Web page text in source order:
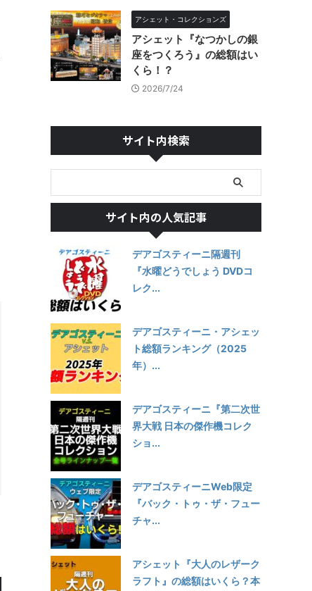
アシェット・コレクションズ
アシェット『なつかしの銀
座をつくろう』の総額はい
くら！？
2026/7/24
サイト内検索
サイト内の人気記事
デアゴスティーニ隔週刊
『水曜どうでしょう DVDコ
レク...
デアゴスティーニ・アシェッ
ト総額ランキング（2025
年）...
デアゴスティーニ『第二次世
界大戦 日本の傑作機コレク
ショ...
デアゴスティーニWeb限定
『バック・トゥ・ザ・フュー
チャ...
アシェット『大人のレザーク
ラフト』の総額はいくら？本